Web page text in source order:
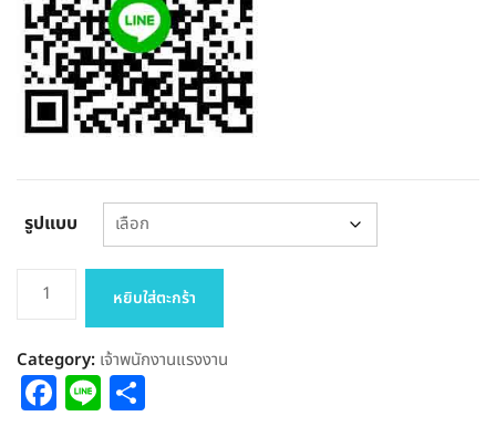
รูปแบบ
จำนวน
เจ้า
พนักงาน
หยิบใส่ตะกร้า
Category: เจ้าพนักงานแรงงาน
Facebook
Line